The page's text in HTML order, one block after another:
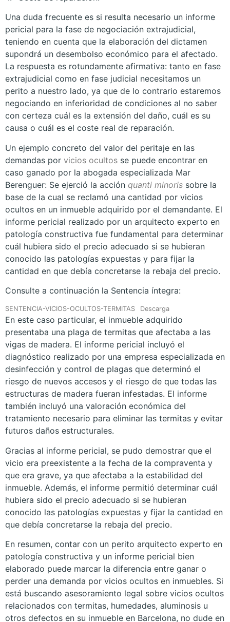
Una duda frecuente es si resulta necesario un informe
pericial para la fase de negociación extrajudicial,
teniendo en cuenta que la elaboración del dictamen
supondrá un desembolso económico para el afectado.
La respuesta es rotundamente afirmativa: tanto en fase
extrajudicial como en fase judicial necesitamos un
perito a nuestro lado, ya que de lo contrario estaremos
negociando en inferioridad de condiciones al no saber
con certeza cuál es la extensión del daño, cuál es su
causa o cuál es el coste real de reparación.
Un ejemplo concreto del valor del peritaje en las
demandas por vicios ocultos se puede encontrar en
caso ganado por la abogada especializada Mar
Berenguer: Se ejerció la acción quanti minoris sobre la
base de la cual se reclamó una cantidad por vicios
ocultos en un inmueble adquirido por el demandante. El
informe pericial realizado por un arquitecto experto en
patología constructiva fue fundamental para determinar
cuál hubiera sido el precio adecuado si se hubieran
conocido las patologías expuestas y para fijar la
cantidad en que debía concretarse la rebaja del precio.
Consulte a continuación la Sentencia íntegra:
SENTENCIA-VICIOS-OCULTOS-TERMITAS Descarga
En este caso particular, el inmueble adquirido
presentaba una plaga de termitas que afectaba a las
vigas de madera. El informe pericial incluyó el
diagnóstico realizado por una empresa especializada en
desinfección y control de plagas que determinó el
riesgo de nuevos accesos y el riesgo de que todas las
estructuras de madera fueran infestadas. El informe
también incluyó una valoración económica del
tratamiento necesario para eliminar las termitas y evitar
futuros daños estructurales.
Gracias al informe pericial, se pudo demostrar que el
vicio era preexistente a la fecha de la compraventa y
que era grave, ya que afectaba a la estabilidad del
inmueble. Además, el informe permitió determinar cuál
hubiera sido el precio adecuado si se hubieran
conocido las patologías expuestas y fijar la cantidad en
que debía concretarse la rebaja del precio.
En resumen, contar con un perito arquitecto experto en
patología constructiva y un informe pericial bien
elaborado puede marcar la diferencia entre ganar o
perder una demanda por vicios ocultos en inmuebles. Si
está buscando asesoramiento legal sobre vicios ocultos
relacionados con termitas, humedades, aluminosis u
otros defectos en su inmueble en Barcelona, no dude en